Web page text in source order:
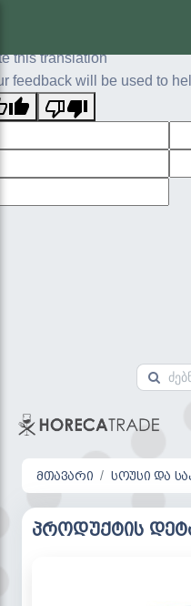
this translation
feedback will be used to
მთავარი სოუსი და
პროდუქტის